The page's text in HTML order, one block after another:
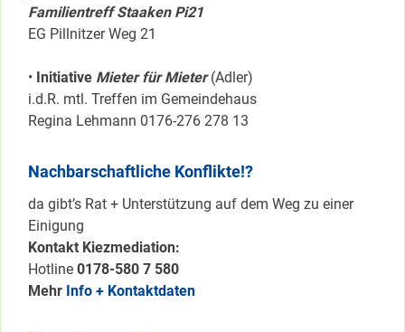
Familientreff Staaken Pi21
EG Pillnitzer Weg 21
• Initiative Mieter für Mieter(Adler)
i.d.R. mtl. Treffen im Gemeindehaus
Regina Lehmann 0176-276 278 13
Nachbarschaftliche Konflikte!?
da gibt’s Rat + Unterstützung auf dem Weg zu einer
Einigung
Kontakt Kiezmediation:
Hotline 0178-580 7 580
Mehr Info + Kontaktdaten